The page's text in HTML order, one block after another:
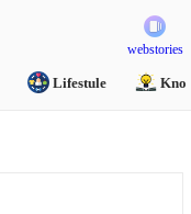
webstories
Lifestule